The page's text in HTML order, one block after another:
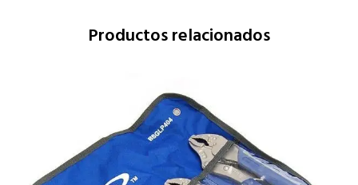
Productos relacionados